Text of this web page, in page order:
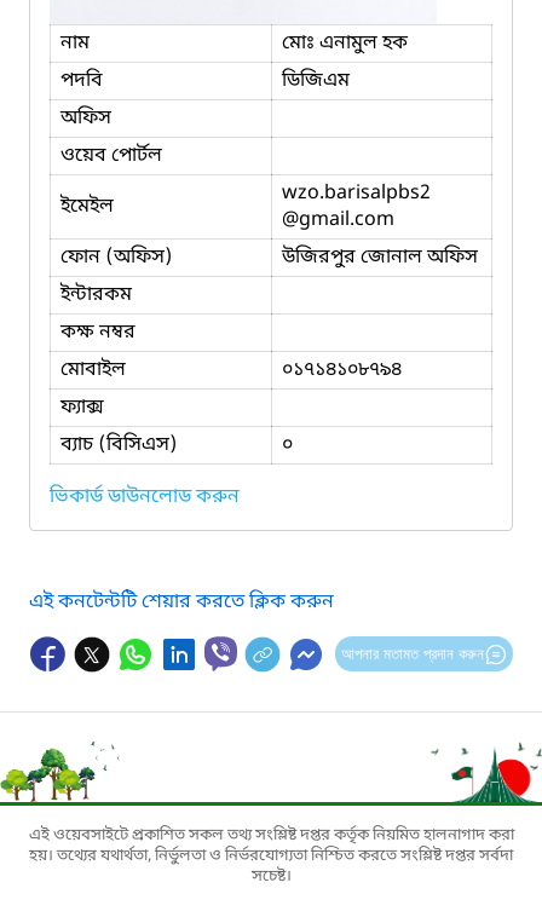
নাম
মোঃ এনামুল হক
পদবি
ডিজিএম
অফিস
ওয়েব পোর্টল
ইমেইল
wzo.barisalpbs2
@gmail.com
ফোন (অফিস)
উজিরপুর জোনাল অফিস
ইন্টারকম
কক্ষ নম্বর
মোবাইল
০১৭১৪১০৮৭৯৪
ফ্যাক্স
ব্যাচ (বিসিএস)
০
ভিকার্ড ডাউনলোড করুন
এই কনটেন্টটি শেয়ার করতে ক্লিক করুন
আপনার মতামত প্রদান করুন
এই ওয়েবসাইটে প্রকাশিত সকল তথ্য সংশ্লিষ্ট দপ্তর কর্তৃক নিয়মিত হালনাগাদ করা
হয়। তথ্যের যথার্থতা, নির্ভুলতা ও নির্ভরযোগ্যতা নিশ্চিত করতে সংশ্লিষ্ট দপ্তর সর্বদা
সচেষ্ট।